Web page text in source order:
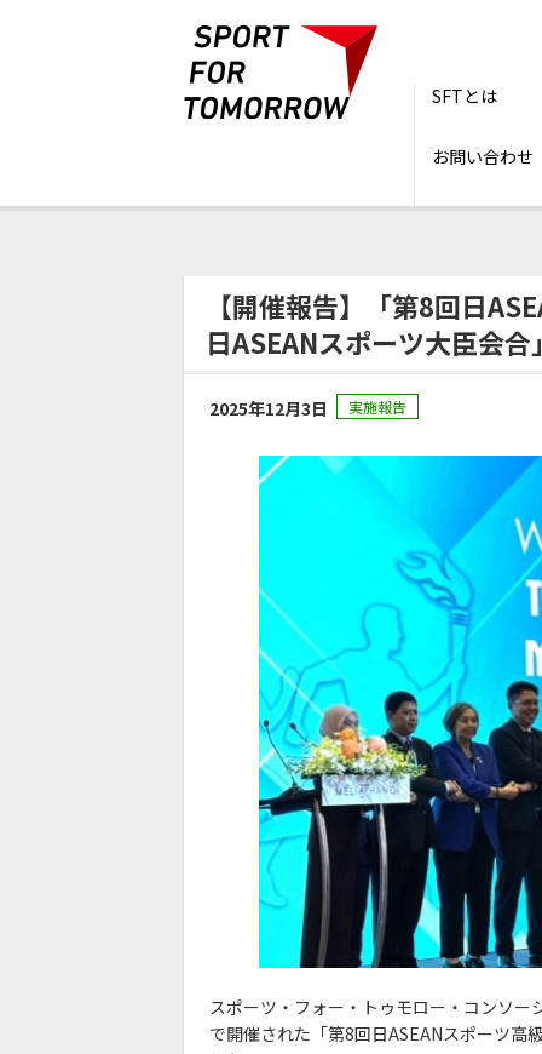
SFTとは
お問い合わせ
【開催報告】「第8回日
日ASEANスポーツ大臣会
2025年12月3日 実施報告
スポーツ・フォー・トゥモロー・コンソ
で開催された「第8回日ASEANスポーツ高